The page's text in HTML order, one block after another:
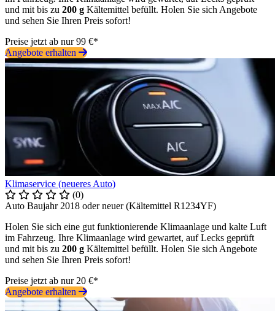
und mit bis zu 200 g Kältemittel befüllt. Holen Sie sich Angebote
und sehen Sie Ihren Preis sofort!
Preise jetzt ab nur 99 €*
Angebote erhalten
Klimaservice (neueres Auto)
(0)
Auto Baujahr 2018 oder neuer (Kältemittel R1234YF)
Holen Sie sich eine gut funktionierende Klimaanlage und kalte Luft
im Fahrzeug. Ihre Klimaanlage wird gewartet, auf Lecks geprüft
und mit bis zu 200 g Kältemittel befüllt. Holen Sie sich Angebote
und sehen Sie Ihren Preis sofort!
Preise jetzt ab nur 20 €*
Angebote erhalten